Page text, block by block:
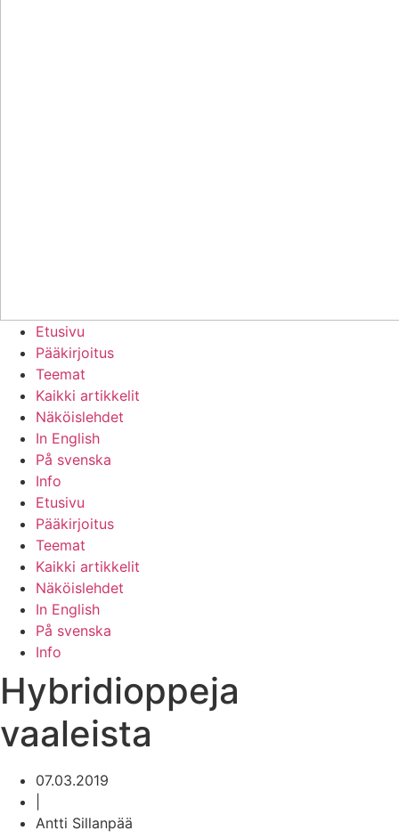
Etusivu
Pääkirjoitus
Teemat
Kaikki artikkelit
Näköislehdet
In English
På svenska
Info
Etusivu
Pääkirjoitus
Teemat
Kaikki artikkelit
Näköislehdet
In English
På svenska
Info
Hybridioppeja
vaaleista
07.03.2019
Antti Sillanpää